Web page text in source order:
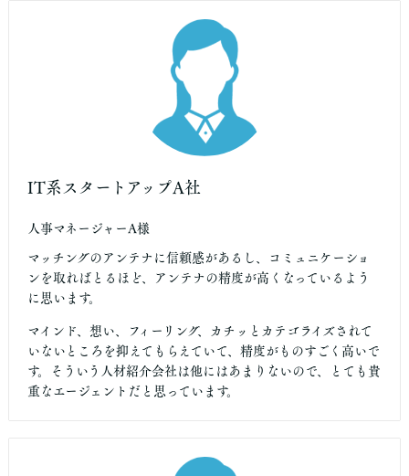
IT系スタートアップA社
人事マネージャーA様
マッチングのアンテナに信頼感があるし、コミュニケーショ
ンを取ればとるほど、アンテナの精度が高くなっているよう
に思います。
マインド、想い、フィーリング、カチッとカテゴライズされて
いないところを抑えてもらえていて、精度がものすごく高いで
す。そういう人材紹介会社は他にはあまりないので、とても貴
重なエージェントだと思っています。